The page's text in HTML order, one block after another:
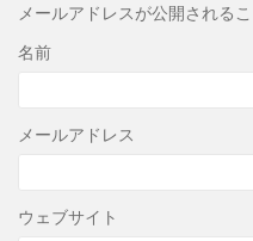
メールアドレスが公開されるこ
名前
メールアドレス
ウェブサイト